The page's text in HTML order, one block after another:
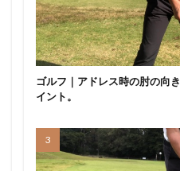
ゴルフ｜アドレス時の肘の向
イント。